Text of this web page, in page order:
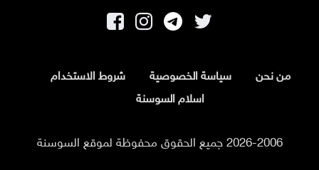
من نحن سياسة الخصوصية
شروط الاستخدام
اسلام السوسنة
2026-2006 جميع الحقوق محفوظة لموقع السوسنة